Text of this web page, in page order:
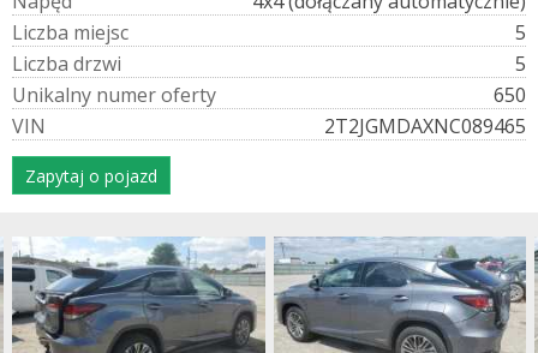
Liczba miejsc
5
Liczba drzwi
5
Unikalny numeroferty
650
VIN 2T2JGMDAXNC089465
Zapytaj o pojazd